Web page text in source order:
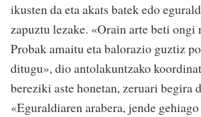
ikusten da eta akats batek edo
zapuztu lezake. «Orain arte beti ongi
Probak amaitu eta balorazio guztiz
ditugu», dio antolakuntzako
bereziki aste honetan, zeruari begira
«Eguraldiaren arabera, jende